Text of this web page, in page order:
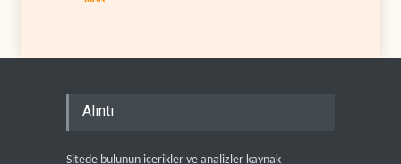
Alıntı
Sitede bulunun içerikler ve analizler kaynak